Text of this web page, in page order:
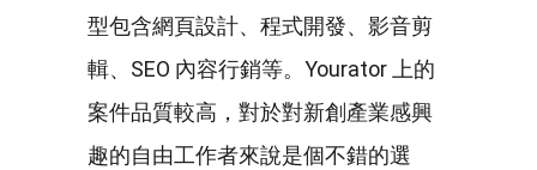
型包含網頁設計、程式開發、影音剪
輯、SEO 內容行銷等。Yourator 上的
案件品質較高，對於對新創產業感興
趣的自由工作者來說是個不錯的選